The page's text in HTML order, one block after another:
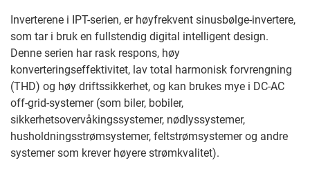
Inverterene i IPT-serien, er høyfrekvent sinusbølge-invertere,
som tar i bruk en fullstendig digital intelligent design.
Denne serien har rask respons, høy
konverteringseffektivitet, lav total harmonisk forvrengning
(THD) og høy driftssikkerhet, og kan brukes mye i DC-AC
off-grid-systemer (som biler, bobiler,
sikkerhetsovervåkingssystemer, nødlyssystemer,
husholdningsstrømsystemer, feltstrømsystemer og andre
systemer som krever høyere strømkvalitet).